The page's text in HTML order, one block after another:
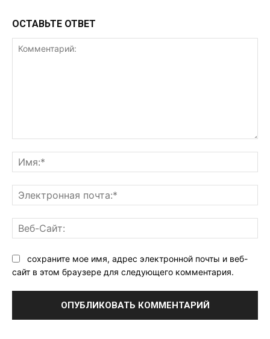
ОСТАВЬТЕ ОТВЕТ
сохраните мое имя, адрес электронной почты и веб-
сайт в этом браузере для следующего комментария.